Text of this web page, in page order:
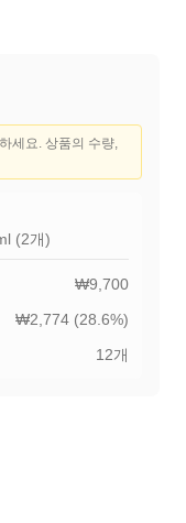
세요. 상품의 수량,
(2개)
₩9,700
₩2,774 (28.6%)
12개